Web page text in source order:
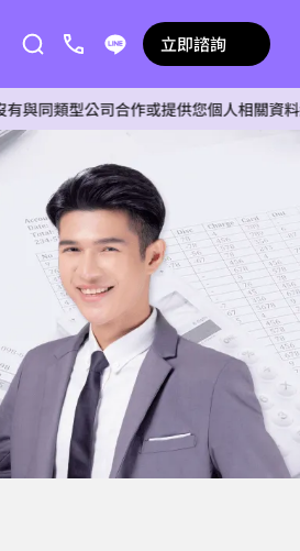
立即諮詢
司合作或提供您個人相關資料給任何